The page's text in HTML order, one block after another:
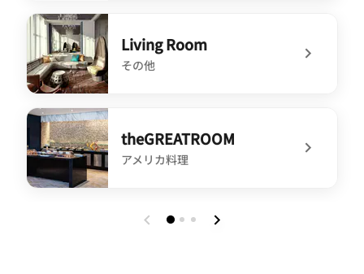
undefined Beach House
Living Room
その他
undefined Living Room
theGREATROOM
アメリカ料理
undefined theGREATROOM